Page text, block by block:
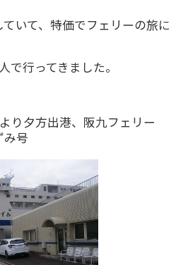
いて、特価でフェリーの旅に
で行ってきました。
り夕方出港、阪九フェリー
み号